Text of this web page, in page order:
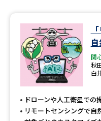
関
秋
白
ドローンや人工衛星での
リモートセンシングで自